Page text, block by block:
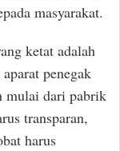
masyarakat.
ketat adalah
penegak
mulai dari pabrik
transparan,
harus